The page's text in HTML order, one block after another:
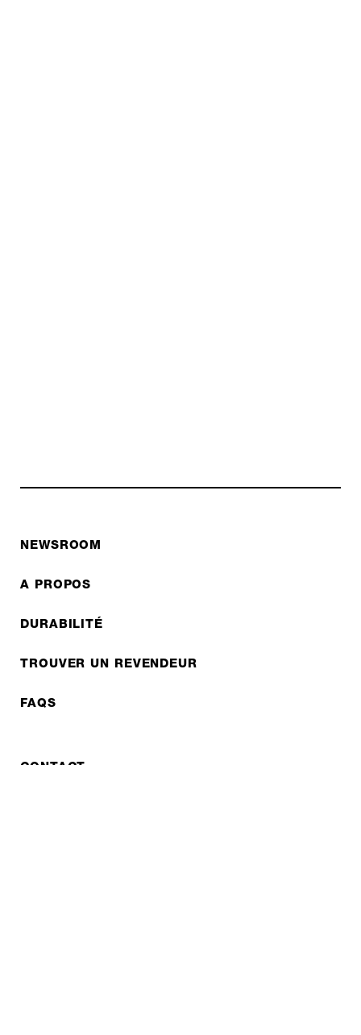
NEWSROOM
A PROPOS
DURABILITÉ
TROUVER UN REVENDEUR
FAQS
CONTACT